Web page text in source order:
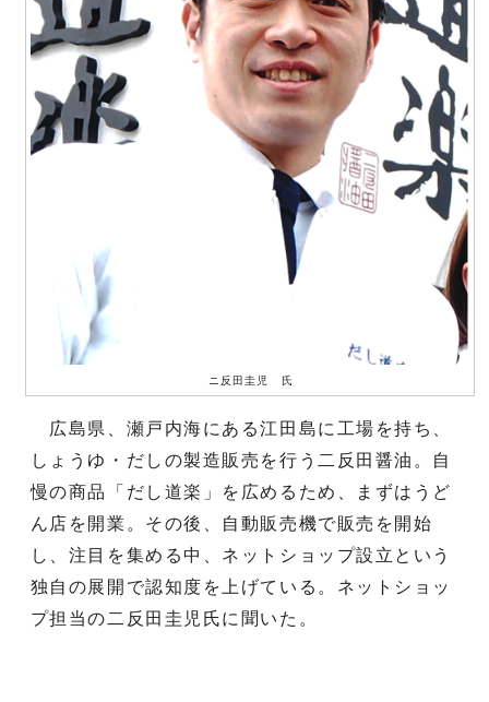
ニ反田圭児 氏
広島県、瀬戸内海にある江田島に工場を持ち、
しょうゆ・だしの製造販売を行う二反田醤油。自
慢の商品「だし道楽」を広めるため、まずはうど
ん店を開業。その後、自動販売機で販売を開始
し、注目を集める中、ネットショップ設立という
独自の展開で認知度を上げている。ネットショッ
プ担当の二反田圭児氏に聞いた。